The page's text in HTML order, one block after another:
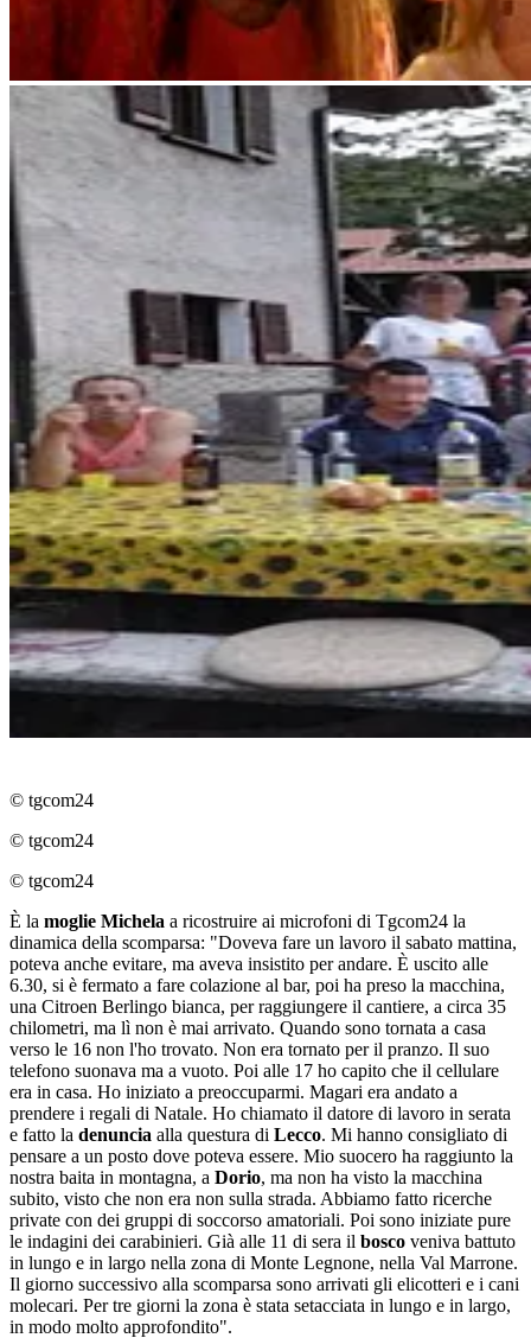
© tgcom24
© tgcom24
© tgcom24
È la moglie Michela a ricostruire ai microfoni di Tgcom24 la
dinamica della scomparsa: "Doveva fare un lavoro il sabato mattina,
poteva anche evitare, ma aveva insistito per andare. È uscito alle
6.30, si è fermato a fare colazione al bar, poi ha preso la macchina,
una Citroen Berlingo bianca, per raggiungere il cantiere, a circa 35
chilometri, ma lì non è mai arrivato. Quando sono tornata a casa
verso le 16 non l'ho trovato. Non era tornato per il pranzo. Il suo
telefono suonava ma a vuoto. Poi alle 17 ho capito che il cellulare
era in casa. Ho iniziato a preoccuparmi. Magari era andato a
prendere i regali di Natale. Ho chiamato il datore di lavoro in serata
e fatto la denuncia alla questura di Lecco. Mi hanno consigliato di
pensare a un posto dove poteva essere. Mio suocero ha raggiunto la
nostra baita in montagna, a Dorio, ma non ha visto la macchina
subito, visto che non era non sulla strada. Abbiamo fatto ricerche
private con dei gruppi di soccorso amatoriali. Poi sono iniziate pure
le indagini dei carabinieri. Già alle 11 di sera il bosco veniva battuto
in lungo e in largo nella zona di Monte Legnone, nella Val Marrone.
Il giorno successivo alla scomparsa sono arrivati gli elicotteri e i cani
molecari. Per tre giorni la zona è stata setacciata in lungo e in largo,
in modo molto approfondito".